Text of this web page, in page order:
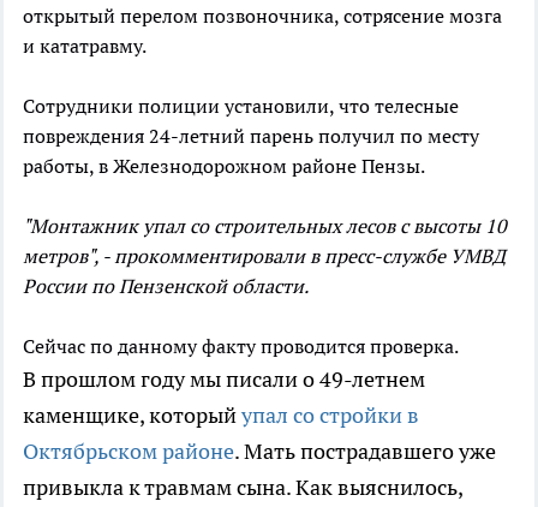
открытый перелом позвоночника, сотрясение мозга
и кататравму.
Сотрудники полиции установили, что телесные
повреждения 24-летний парень получил по месту
работы, в Железнодорожном районе Пензы.
"Монтажник упал со строительных лесов с высоты 10
метров", - прокомментировали в пресс-службе УМВД
России по Пензенской области.
Сейчас по данному факту проводится проверка.
В прошлом году мы писали о 49-летнем
каменщике, которыйупал со стройки в
Октябрьском районе. Мать пострадавшего уже
привыкла к травмам сына. Как выяснилось,